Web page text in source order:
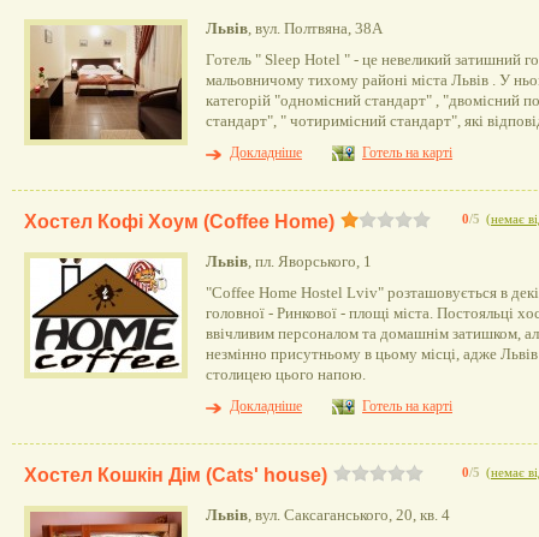
Львів, вул. Полтвяна, 38А
Готель " Sleep Hotel " - це невеликий затишний
мальовничому тихому районі міста Львів . У
категорій "одномісний стандарт" , "двомісний
стандарт", " чотиримісний стандарт", які
Докладніше
Готель на карті
0/5 (немає
Хостел Кофі Хоум (Coffee Home)
Львів, пл. Яворського, 1
"Coffee Home Hostel Lviv" розташовується в
головної - Ринкової - площі міста. Постояльці
ввічливим персоналом та домашнім затишком,
незмінно присутньому в цьому місці, адже
столицею цього напою.
Докладніше
Готель на карті
0/5 (немає
Хостел Кошкін Дім (Cats' house)
Львів, вул. Саксаганського, 20, кв. 4